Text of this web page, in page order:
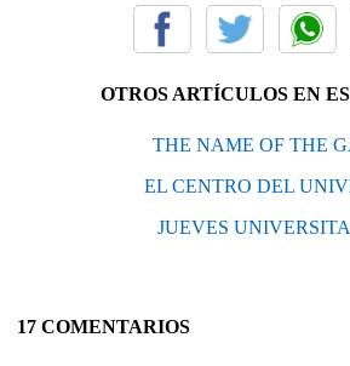
OTROS ARTÍCULOS EN
THE NAME OF THE
EL CENTRO DEL
JUEVES
17 COMENTARIOS